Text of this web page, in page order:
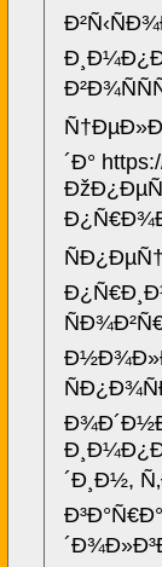
´Ð°
´Ð¸Ð½,